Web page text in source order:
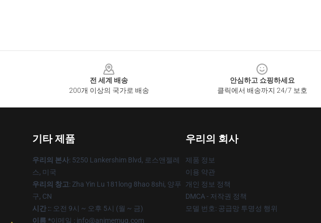
전 세계 배송
200개 이상의 국가로 배송
안심하고 쇼핑하세요
클릭에서 배송까지 24/7 보호
기타 제품
우리의 본사: 5250 Lankershim Blvd, 로스앤젤레
스, 미국
우리의 창고: Zha Yin Lu 181long 8hao 8shi, 양푸
구, CN
시간 :: 오전 9시 ~ 오후 5시 (월 ~ 금)
이름 *이메일 : info@animemug.com
우리의 회사
제품 정보
이용 약관
개인 정보 정책
DMCA - 저작권 정책
모델 번호: 공급망 투명성 행위